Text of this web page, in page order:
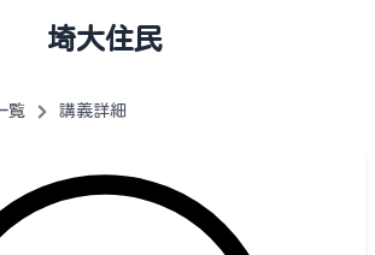
埼大住民
覧 講義詳細